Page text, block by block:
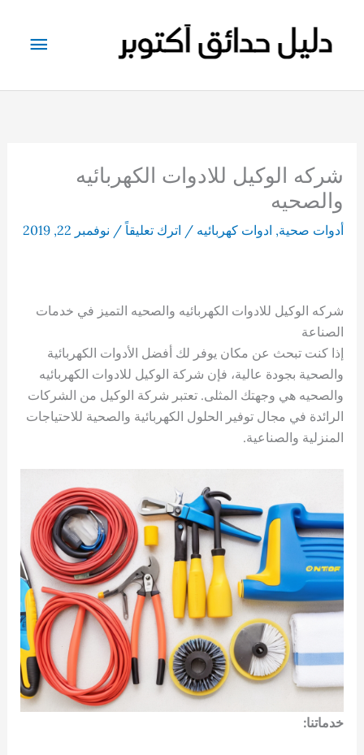
المحتوى
شركه الوكيل للادوات الكهربائيه
والصحيه
أدوات صحية, ادوات كهربائيه / اترك تعليقاً / نوفمبر 22, 2019
شركه الوكيل للادوات الكهربائيه والصحيه التميز في خدمات
الصناعة
إذا كنت تبحث عن مكان يوفر لك أفضل الأدوات الكهربائية
والصحية بجودة عالية، فإن شركة الوكيل للادوات الكهربائيه
والصحيه هي وجهتك المثلى. تعتبر شركة الوكيل من الشركات
الرائدة في مجال توفير الحلول الكهربائية والصحية للاحتياجات
المنزلية والصناعية.
خدماتنا: